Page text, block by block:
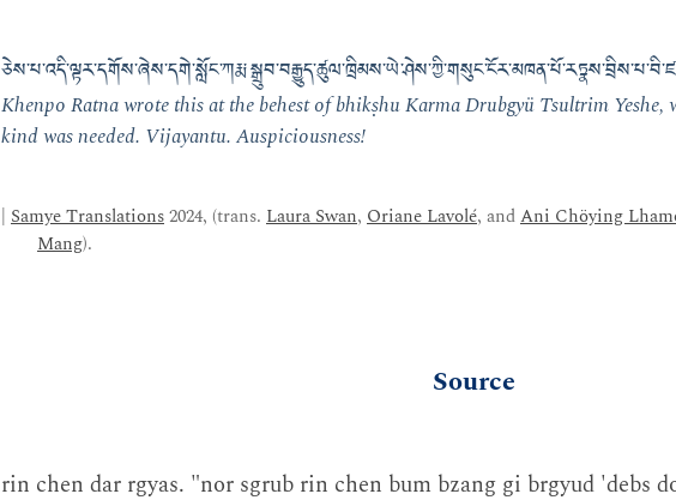
Khenpo Ratna wrote this at the behest of bhikṣhu Karma Drubgyü Tsultrim
kind was needed. Vijayantu. Auspiciousness!
| Samye Translations2024, (trans. Laura Swan, Oriane Lavolé, andAni Chöying
Mang).
Source
rin chen dar rgyas. "nor sgrub rin chen bum bzang gi brgyud 'debs